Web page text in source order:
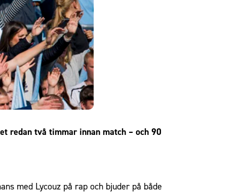
redan två timmar innan match – och 90
med Lycouz på rap och bjuder på både